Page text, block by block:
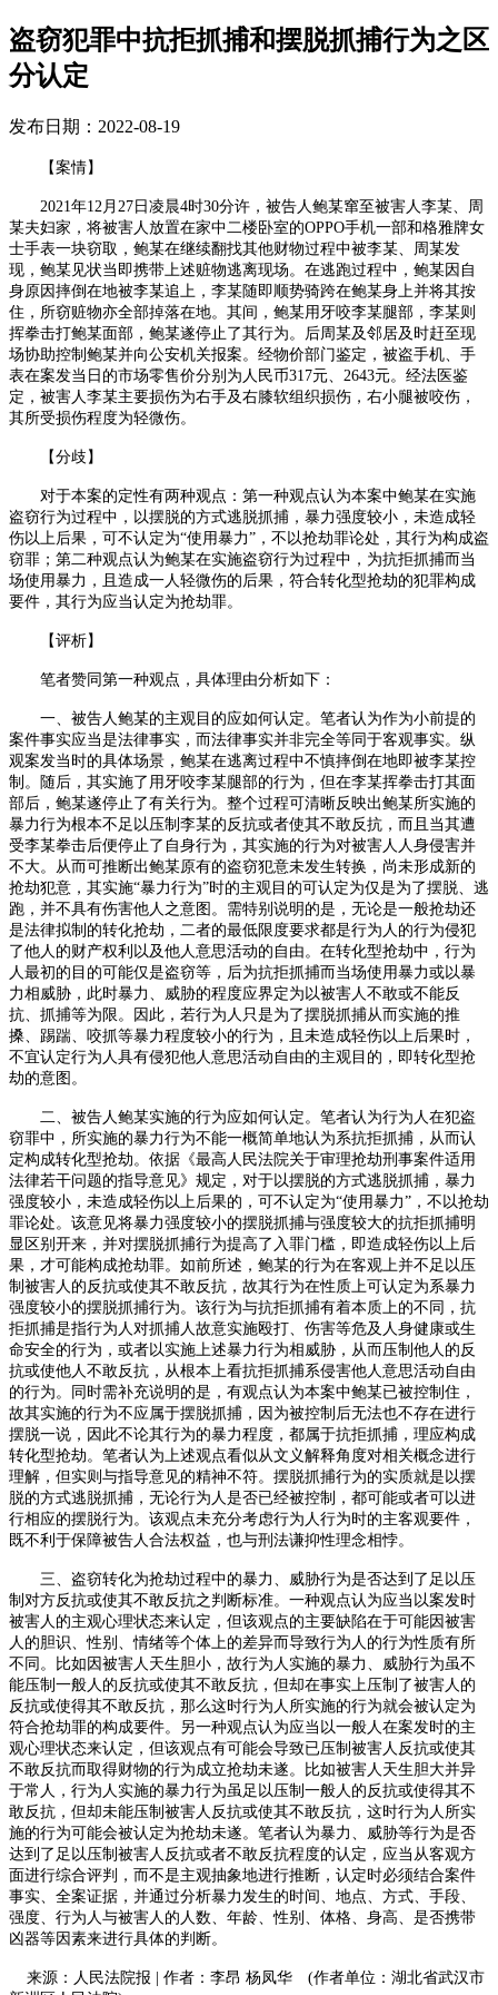
盗窃犯罪中抗拒抓捕和摆脱抓捕行为之区
分认定
发布日期：2022-08-19
【案情】
2021 年12 月 27 日凌晨4时30分许，被告人鲍某窜至被害人李某、周
某夫妇家，将被害人放置在家中二楼卧室的OPPO手机一部和格雅牌女
士手表一块窃取，鲍某在继续翻找其他财物过程中被李某、周某发
现，鲍某见状当即携带上述赃物逃离现场。在逃跑过程中，鲍某因自
身原因摔倒在地被李某追上，李某随即顺势骑跨在鲍某身上并将其按
住，所窃赃物亦全部掉落在地。其间，鲍某用牙咬李某腿部，李某则
挥拳击打鲍某面部，鲍某遂停止了其行为。后周某及邻居及时赶至现
场协助控制鲍某并向公安机关报案。经物价部门鉴定，被盗手机、手
表在案发当日的市场零售价分别为人民币317元、 2643元。经法医鉴
定，被害人李某主要损伤为右手及右膝软组织损伤，右小腿被咬伤，
其所受损伤程度为轻微伤。
【分歧】
对于本案的定性有两种观点：第一种观点认为本案中鲍某在实施
盗窃行为过程中，以摆脱的方式逃脱抓捕，暴力强度较小，未造成轻
伤以上后果，可不认定为“使用暴力”，不以抢劫罪论处，其行为构成盗
窃罪；第二种观点认为鲍某在实施盗窃行为过程中，为抗拒抓捕而当
场使用暴力，且造成一人轻微伤的后果，符合转化型抢劫的犯罪构成
要件，其行为应当认定为抢劫罪。
【评析】
笔者赞同第一种观点，具体理由分析如下：
一、被告人鲍某的主观目的应如何认定。笔者认为作为小前提的
案件事实应当是法律事实，而法律事实并非完全等同于客观事实。纵
观案发当时的具体场景，鲍某在逃离过程中不慎摔倒在地即被李某控
制。随后，其实施了用牙咬李某腿部的行为，但在李某挥拳击打其面
部后，鲍某遂停止了有关行为。整个过程可清晰反映出鲍某所实施的
暴力行为根本不足以压制李某的反抗或者使其不敢反抗，而且当其遭
受李某拳击后便停止了自身行为，其实施的行为对被害人人身侵害并
不大。从而可推断出鲍某原有的盗窃犯意未发生转换，尚未形成新的
抢劫犯意，其实施“暴力行为”时的主观目的可认定为仅是为了摆脱、逃
跑，并不具有伤害他人之意图。需特别说明的是，无论是一般抢劫还
是法律拟制的转化抢劫，二者的最低限度要求都是行为人的行为侵犯
了他人的财产权利以及他人意思活动的自由。在转化型抢劫中，行为
人最初的目的可能仅是盗窃等，后为抗拒抓捕而当场使用暴力或以暴
力相威胁，此时暴力、威胁的程度应界定为以被害人不敢或不能反
抗、抓捕等为限。因此，若行为人只是为了摆脱抓捕从而实施的推
搡、踢踹、咬抓等暴力程度较小的行为，且未造成轻伤以上后果时，
不宜认定行为人具有侵犯他人意思活动自由的主观目的，即转化型抢
劫的意图。
二、被告人鲍某实施的行为应如何认定。笔者认为行为人在犯盗
窃罪中，所实施的暴力行为不能一概简单地认为系抗拒抓捕，从而认
定构成转化型抢劫。依据《最高人民法院关于审理抢劫刑事案件适用
法律若干问题的指导意见》规定，对于以摆脱的方式逃脱抓捕，暴力
强度较小，未造成轻伤以上后果的，可不认定为“使用暴力”，不以抢劫
罪论处。该意见将暴力强度较小的摆脱抓捕与强度较大的抗拒抓捕明
显区别开来，并对摆脱抓捕行为提高了入罪门槛，即造成轻伤以上后
果，才可能构成抢劫罪。如前所述，鲍某的行为在客观上并不足以压
制被害人的反抗或使其不敢反抗，故其行为在性质上可认定为系暴力
强度较小的摆脱抓捕行为。该行为与抗拒抓捕有着本质上的不同，抗
拒抓捕是指行为人对抓捕人故意实施殴打、伤害等危及人身健康或生
命安全的行为，或者以实施上述暴力行为相威胁，从而压制他人的反
抗或使他人不敢反抗，从根本上看抗拒抓捕系侵害他人意思活动自由
的行为。同时需补充说明的是，有观点认为本案中鲍某已被控制住，
故其实施的行为不应属于摆脱抓捕，因为被控制后无法也不存在进行
摆脱一说，因此不论其行为的暴力程度，都属于抗拒抓捕，理应构成
转化型抢劫。笔者认为上述观点看似从文义解释角度对相关概念进行
理解，但实则与指导意见的精神不符。摆脱抓捕行为的实质就是以摆
脱的方式逃脱抓捕，无论行为人是否已经被控制，都可能或者可以进
行相应的摆脱行为。该观点未充分考虑行为人行为时的主客观要件，
既不利于保障被告人合法权益，也与刑法谦抑性理念相悖。
三、盗窃转化为抢劫过程中的暴力、威胁行为是否达到了足以压
制对方反抗或使其不敢反抗之判断标准。一种观点认为应当以案发时
被害人的主观心理状态来认定，但该观点的主要缺陷在于可能因被害
人的胆识、性别、情绪等个体上的差异而导致行为人的行为性质有所
不同。比如因被害人天生胆小，故行为人实施的暴力、威胁行为虽不
能压制一般人的反抗或使其不敢反抗，但却在事实上压制了被害人的
反抗或使得其不敢反抗，那么这时行为人所实施的行为就会被认定为
符合抢劫罪的构成要件。另一种观点认为应当以一般人在案发时的主
观心理状态来认定，但该观点有可能会导致已压制被害人反抗或使其
不敢反抗而取得财物的行为成立抢劫未遂。比如被害人天生胆大并异
于常人，行为人实施的暴力行为虽足以压制一般人的反抗或使得其不
敢反抗，但却未能压制被害人反抗或使其不敢反抗，这时行为人所实
施的行为可能会被认定为抢劫未遂。笔者认为暴力、威胁等行为是否
达到了足以压制被害人反抗或者不敢反抗程度的认定，应当从客观方
面进行综合评判，而不是主观抽象地进行推断，认定时必须结合案件
事实、全案证据，并通过分析暴力发生的时间、地点、方式、手段、
强度、行为人与被害人的人数、年龄、性别、体格、身高、是否携带
凶器等因素来进行具体的判断。
来源：人民法院报 作者：李昂 杨凤华 (作者单位：湖北省武汉市